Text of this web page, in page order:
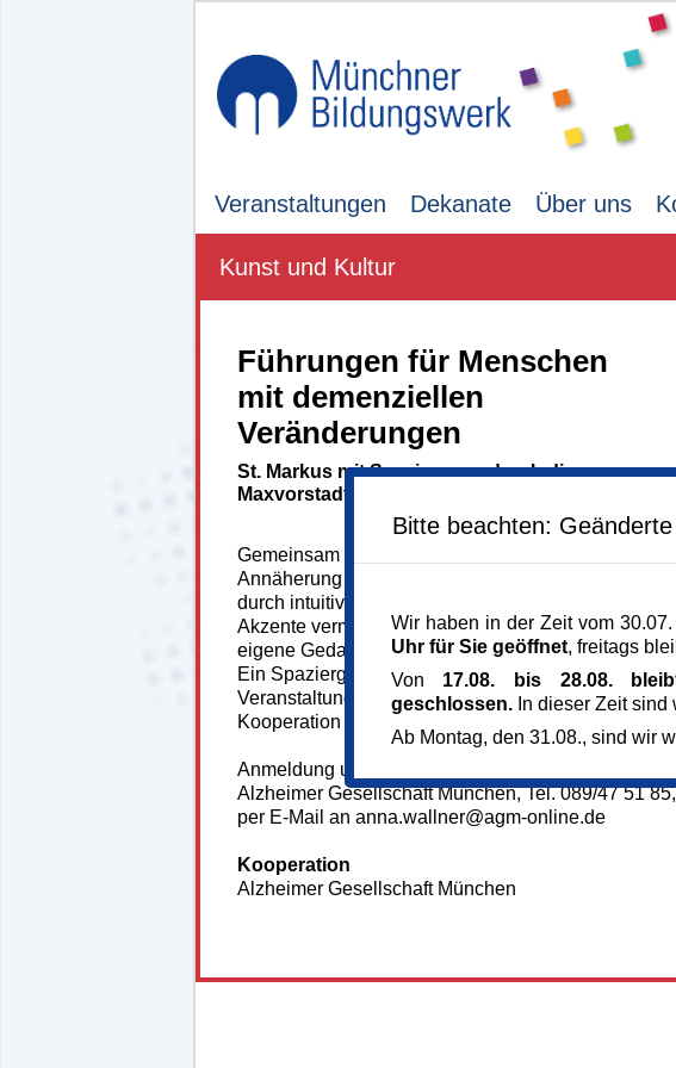
Veranstaltungen Dekanate Über uns
Kunst und Kultur
Führungen für Menschen
mit demenziellen
Veränderungen
St. Markus mit Spaziergang durch die
Maxvorstadt
Gemeinsam Kirchenräume erleben: Eine behutsame
Annäherung an den beeindruckenden Kirchenraum
durch intuitives Entdecken und sinnlich erfahrbare
Akzente vermittelt. In entspannter Atmosphäre
eigene Gedanken, Gefühle und Erinnerungen
Ein Spaziergang durch das Kreativquartier rundet
Veranstaltung ab.
Kooperation mit der Alzheimer Gesellschaft München
Anmeldung und Entrichtung der Teilnahmegebühr
Alzheimer Gesellschaft München, Tel. 089/47 51
per E-Mail an anna.wallner@agm-online.de
Kooperation
Alzheimer Gesellschaft München
Bitte beachten:
Wir haben in der Zeit vom
Uhr für Sie geöffnet, freitags
Von 17.08. bis 28.08.
geschlossen.In dieser Zeit sind
Ab Montag, den 31.08., sind wir